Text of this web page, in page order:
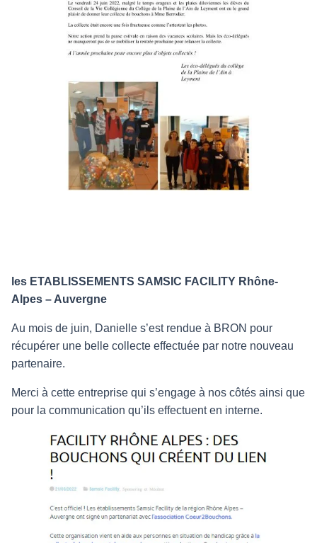
les ETABLISSEMENTS SAMSIC FACILITY Rhône-
Alpes – Auvergne
Au mois de juin, Danielle s’est rendue à BRON pour
récupérer une belle collecte effectuée par notre nouveau
partenaire.
Merci à cette entreprise qui s’engage à nos côtés ainsi que
pour la communication qu’ils effectuent en interne.